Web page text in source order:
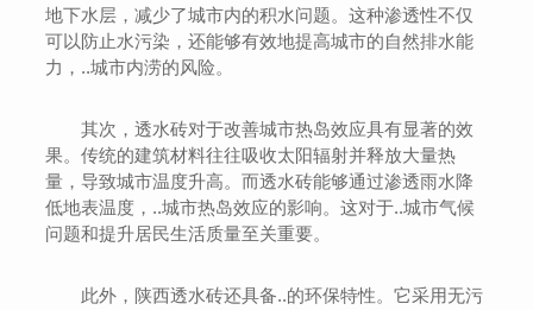
地下水层，减少了城市内的积水问题。这种渗透性不仅
可以防止水污染，还能够有效地提高城市的自然排水能
力，..城市内涝的风险。
其次，透水砖对于改善城市热岛效应具有显著的效
果。传统的建筑材料往往吸收太阳辐射并释放大量热
量，导致城市温度升高。而透水砖能够通过渗透雨水降
低地表温度，..城市热岛效应的影响。这对于..城市气候
问题和提升居民生活质量至关重要。
此外，陕西透水砖还具备..的环保特性。它采用无污